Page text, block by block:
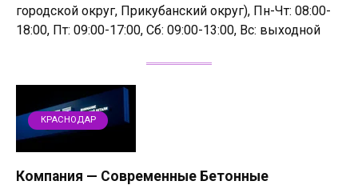
городской округ, Прикубанский округ), Пн-Чт: 08:00-
18:00, Пт: 09:00-17:00, Сб: 09:00-13:00, Вс: выходной
КРАСНОДАР
Компания — Современные Бетонные